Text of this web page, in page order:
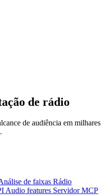
de rádio
de audiência em milhares
de faixas Rádio
Audio features Servidor MCP